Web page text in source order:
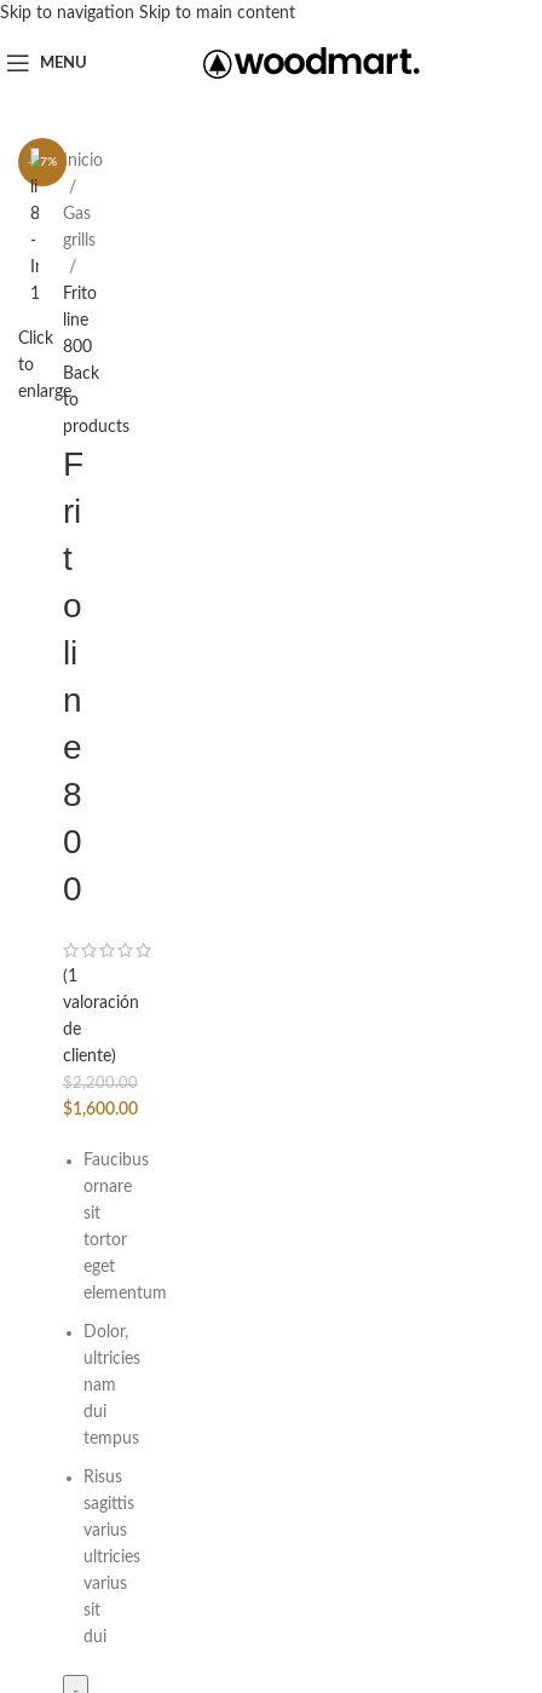
Skip to navigation Skip to main content
MENU
-27%
Click
to
enlarge
Inicio
Gas
grills
Frito
line
800
Back
to
products
F
ri
t
o
li
n
e
8
0
0
(1
valoración
de
cliente)
$2,200.00
$1,600.00
Faucibus
ornare
sit
tortor
eget
elementum
Dolor,
ultricies
nam
dui
tempus
Risus
sagittis
varius
ultricies
varius
sit
dui